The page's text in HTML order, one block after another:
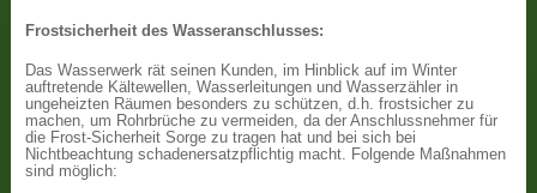
Frostsicherheit des Wasseranschlusses:
Das Wasserwerk rät seinen Kunden, im Hinblick auf im Winter
auftretende Kältewellen, Wasserleitungen und Wasserzähler in
ungeheizten Räumen besonders zu schützen, d.h. frostsicher zu
machen, um Rohrbrüche zu vermeiden, da der Anschlussnehmer für
die Frost-Sicherheit Sorge zu tragen hat und bei sich bei
Nichtbeachtung schadenersatzpflichtig macht. Folgende Maßnahmen
sind möglich: